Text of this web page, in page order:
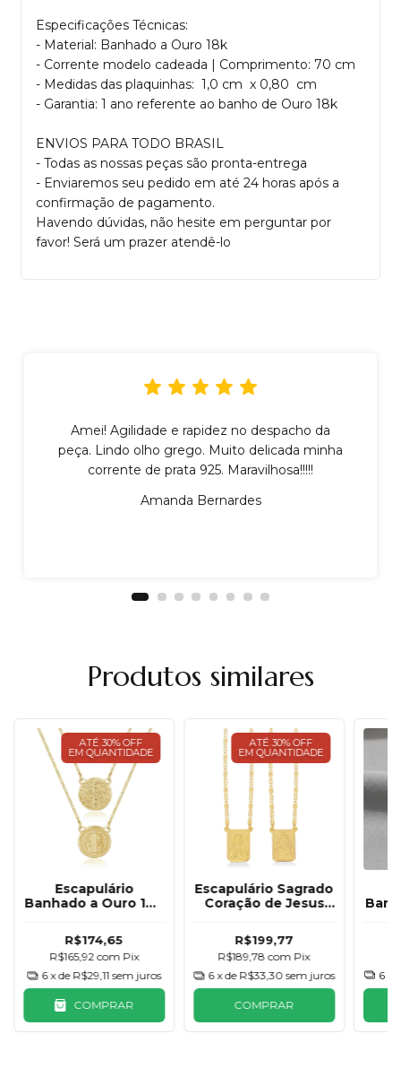
Especificações Técnicas:
- Material: Banhado a Ouro 18k
- Corrente modelo cadeada | Comprimento: 70 cm
- Medidas das plaquinhas: 1,0 cm x 0,80 cm
- Garantia: 1 ano referente ao banho de Ouro 18k
ENVIOS PARA TODO BRASIL
- Todas as nossas peças são pronta-entrega
- Enviaremos seu pedido em até 24 horas após a
confirmação de pagamento.
Havendo dúvidas, não hesite em perguntar por
favor! Será um prazer atendê-lo
Amei! Agilidade e rapidez no despacho da
peça. Lindo olho grego. Muito delicada minha
corrente de prata 925. Maravilhosa!!!!!
Amanda Bernardes
Produtos similares
ATÉ 30% OFF
EM QUANTIDADE
Escapulário
Banhado a Ouro 18K
R$174,65
R$165,92com Pix
6 x de R$29,11 sem juros
COMPRAR
ATÉ 30% OFF
EM QUANTIDADE
Escapulário Sagrado
Coração de Jesus
R$199,77
R$189,78com Pix
6 x de R$33,30 sem juros
COMPRAR
6